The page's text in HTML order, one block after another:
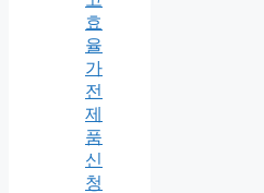
효
율
가
전
제
품
신
청